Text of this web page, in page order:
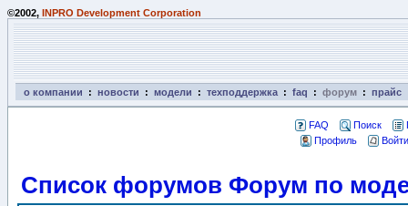
©2002, INPRO Development Corporation
о компании : новости : модели : техподдержка : faq : форум : прайс
FAQ Поиск
Профиль
Список форумов Форум по